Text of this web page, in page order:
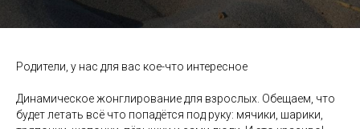
Родители, у нас для вас кое-что интересное
Динамическое жонглирование для взрослых. Обещаем, что
будет летать всё что попадётся под руку: мячики, шарики,